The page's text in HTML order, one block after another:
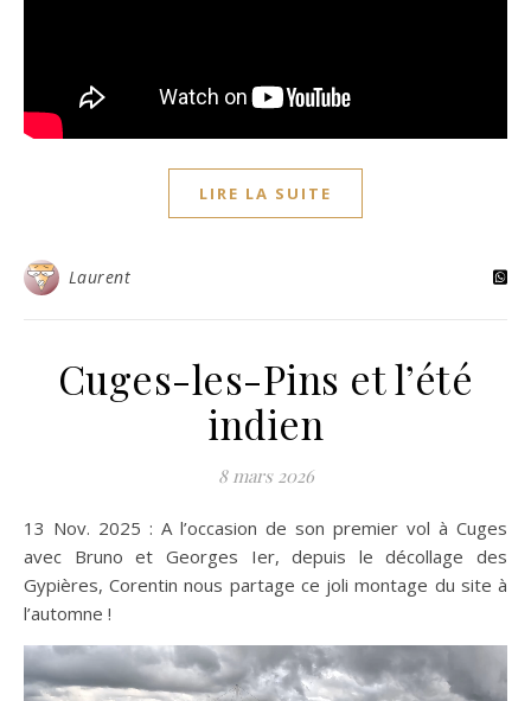
LIRE LA SUITE
Laurent
Cuges-les-Pins et l’été
indien
8 mars 2026
13 Nov. 2025 : A l’occasion de son premier vol à Cuges
avec Bruno et Georges Ier, depuis le décollage des
Gypières, Corentin nous partage ce joli montage du site à
l’automne !
Lecteur
vidéo